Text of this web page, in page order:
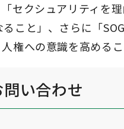
セクシュアリティを
こと」、さらに「
権への意識を高める
問い合わせ